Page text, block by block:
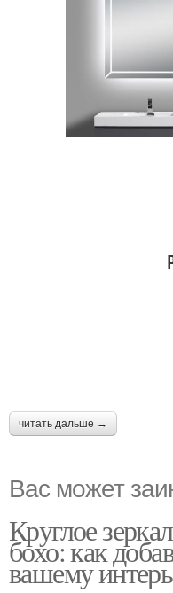
читать дальше →
Вас может
Круглое
бохо: как
вашему